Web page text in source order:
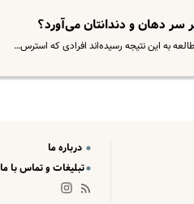
سر دهان و دندانتان می‌آورد؟
به این نتیجه رسیده‌اند افرادی که استرس…
درباره ما
تبلیغات و تماس با ما